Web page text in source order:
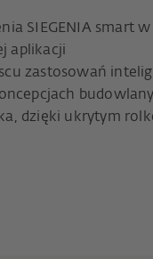
SIEGENIA smart
aplikacji
zastosowań
dzięki ukrytym